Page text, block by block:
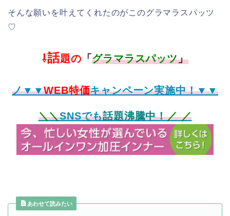
そんな願いを叶えてくれたのがこのグラマラスパッツ
♡
⇩話題の 「グラマラスパッツ」
ノ▼▼WEB特価キャンペーン実施中！▼▼
＼＼SNSでも話題沸騰中！／／
あわせて読みたい